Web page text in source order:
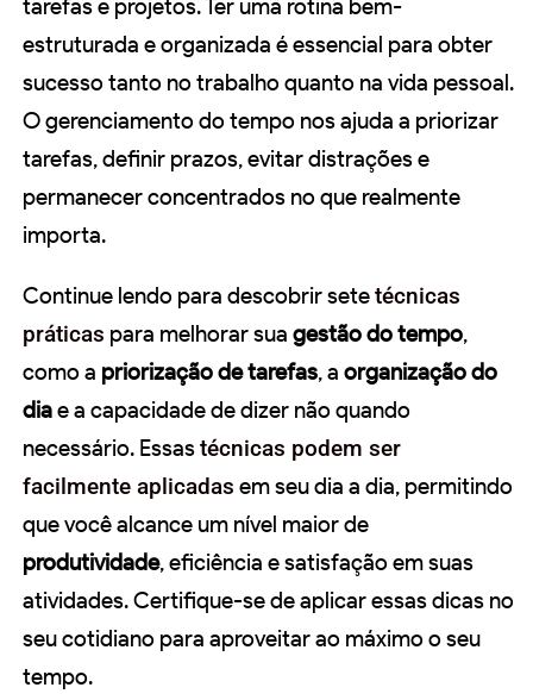
tarefas e projetos. Ter uma rotina bem-
estruturada e organizada é essencial para obter
sucesso tanto no trabalho quanto na vida pessoal.
O gerenciamento do tempo nos ajuda a priorizar
tarefas, definir prazos, evitar distrações e
permanecer concentrados no que realmente
importa.
Continue lendo para descobrir setetécnicas
práticas para melhorar sua gestão do tempo,
como a priorização de tarefas, a organização do
diae a capacidade de dizer não quando
necessário. Essastécnicas podem ser
facilmente aplicadas em seu dia a dia, permitindo
que você alcance um nível maior de
produtividade, eficiência e satisfação em suas
atividades. Certifique-se de aplicar essas dicas no
seu cotidiano para aproveitar ao máximo o seu
tempo.